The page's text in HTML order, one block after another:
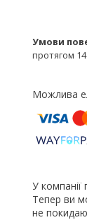
протягом 14
У компанії
Тепер ви
не